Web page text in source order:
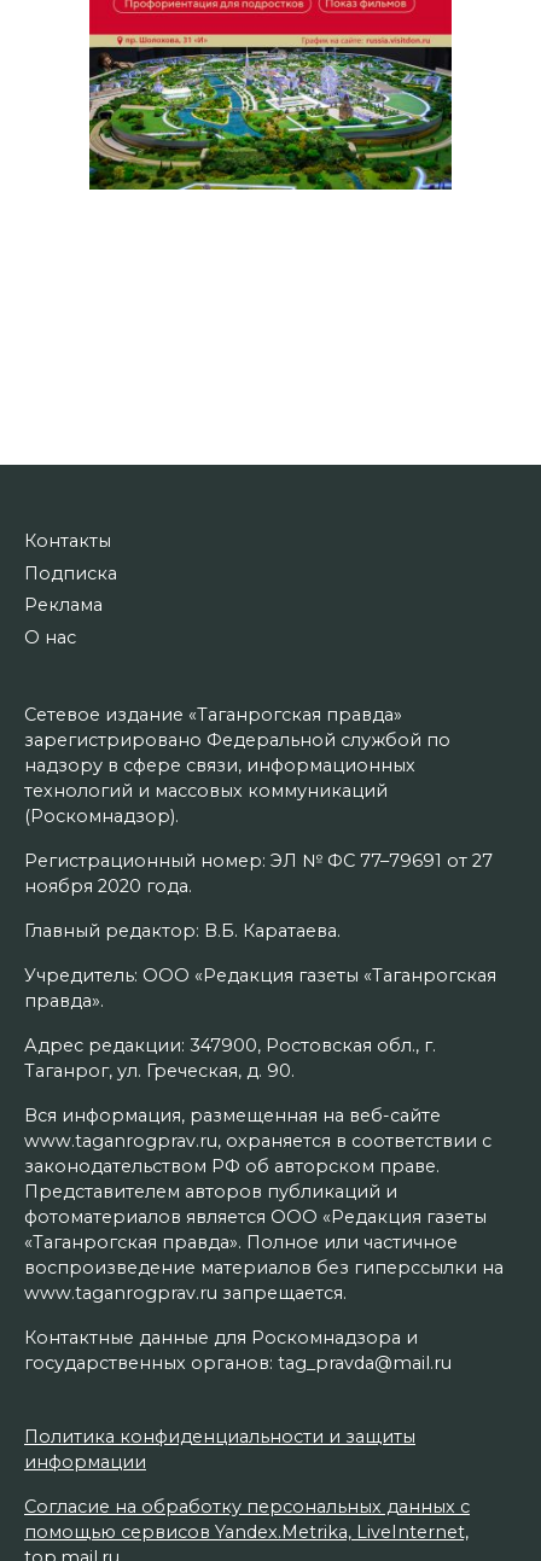
Контакты
Подписка
Реклама
О нас
Сетевое издание «Таганрогская правда»
зарегистрировано Федеральной службой по
надзору в сфере связи, информационных
технологий и массовых коммуникаций
(Роскомнадзор).
Регистрационный номер: ЭЛ № ФС 77–79691 от 27
ноября 2020 года.
Главный редактор: В.Б. Каратаева.
Учредитель: ООО «Редакция газеты «Таганрогская
правда».
Адрес редакции: 347900, Ростовская обл., г.
Таганрог, ул. Греческая, д. 90.
Вся информация, размещенная на веб-сайте
www.taganrogprav.ru, охраняется в соответствии с
законодательством РФ об авторском праве.
Представителем авторов публикаций и
фотоматериалов является ООО «Редакция газеты
«Таганрогская правда». Полное или частичное
воспроизведение материалов без гиперссылки на
www.taganrogprav.ru запрещается.
Контактные данные для Роскомнадзора и
государственных органов: tag_pravda@mail.ru
Политика конфиденциальности и защиты
информации
Согласие на обработку персональных данных с
помощью сервисов Yandex.Metrika, LiveInternet,